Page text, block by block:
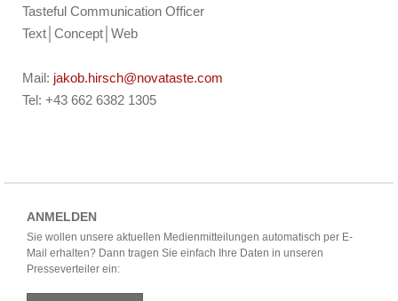
Tasteful Communication Officer
Text│Concept│Web
Mail: jakob.hirsch@novataste.com
Tel: +43 662 6382 1305
ANMELDEN
Sie wollen unsere aktuellen Medienmitteilungen automatisch per E-
Mail erhalten? Dann tragen Sie einfach Ihre Daten in unseren
Presseverteiler ein: